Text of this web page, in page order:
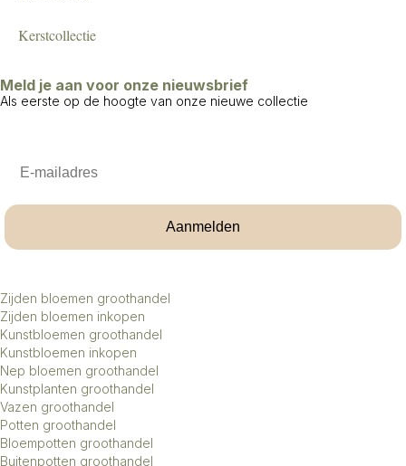
Kerstcollectie
Meld je aan voor onze nieuwsbrief
Als eerste op de hoogte van onze nieuwe collectie
Aanmelden
Zijden bloemen groothandel
Zijden bloemen inkopen
Kunstbloemen groothandel
Kunstbloemen inkopen
Nep bloemen groothandel
Kunstplanten groothandel
Vazen groothandel
Potten groothandel
Bloempotten groothandel
Buitenpotten groothandel